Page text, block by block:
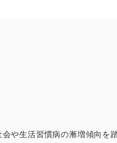
や生活習慣病の漸増傾向を